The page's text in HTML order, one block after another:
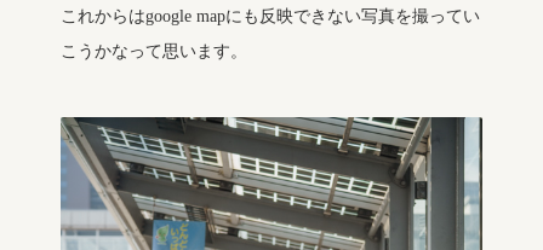
これからはgoogle mapにも反映できない写真を撮ってい
こうかなって思います。